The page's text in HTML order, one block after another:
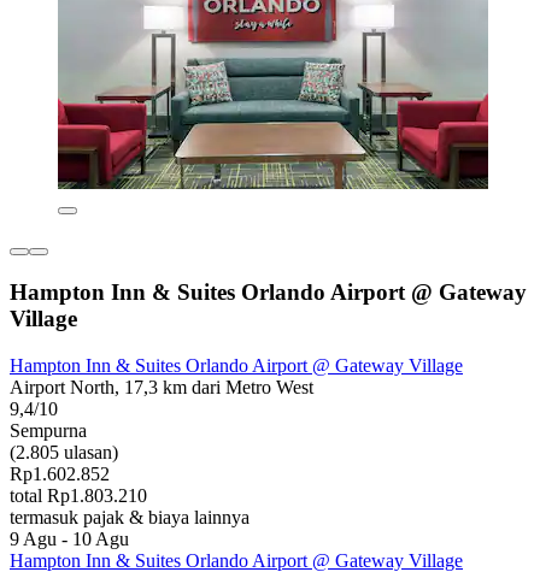
Hampton Inn & Suites Orlando Airport @ Gateway
Village
Hampton Inn & Suites Orlando Airport @ Gateway Village
Airport North, 17,3 km dari Metro West
9,4/10
Sempurna
(2.805 ulasan)
Rp1.602.852
total Rp1.803.210
termasuk pajak & biaya lainnya
9 Agu - 10 Agu
Hampton Inn & Suites Orlando Airport @ Gateway Village